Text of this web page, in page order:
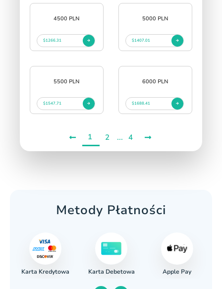
4500 PLN
$1266.31
5000 PLN
$1407.01
5500 PLN
$1547.71
6000 PLN
$1688.41
1 2 ... 4
Metody Płatności
Karta Kredytowa Karta Debetowa Apple Pay